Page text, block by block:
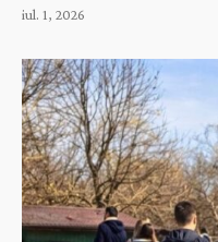
iul. 1, 2026